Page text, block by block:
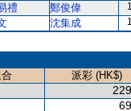
禮 鄭俊偉
沈集成
派彩 (HK$)